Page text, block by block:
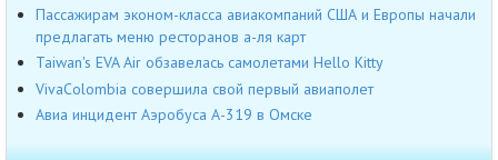
Пассажирам эконом-класса авиакомпаний США и Европы начали
предлагать меню ресторанов а-ля карт
Taiwan's EVA Air обзавелась самолетами Hello Kitty
VivaColombia совершила свой первый авиаполет
Авиа инцидент Аэробуса А-319 в Омске